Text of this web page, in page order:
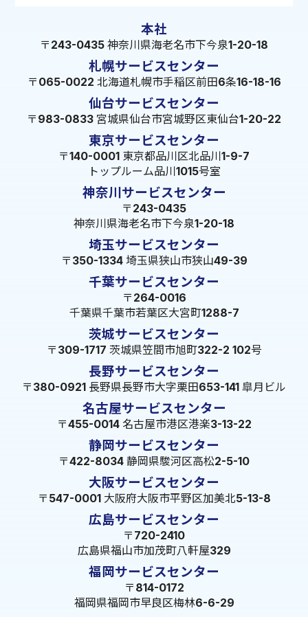
本社
〒243-0435 神奈川県海老名市下今泉1-20-18
札幌サービスセンター
〒065-0022 北海道札幌市手稲区前田6条16-18-16
仙台サービスセンター
〒983-0833 宮城県仙台市宮城野区東仙台1-20-22
東京サービスセンター
〒140-0001 東京都品川区北品川1-9-7
トップルーム品川1015号室
神奈川サービスセンター
〒243-0435
神奈川県海老名市下今泉1-20-18
埼玉サービスセンター
〒350-1334 埼玉県狭山市狭山49-39
千葉サービスセンター
〒264-0016
千葉県千葉市若葉区大宮町1288-7
茨城サービスセンター
〒309-1717 茨城県笠間市旭町322-2 102号
長野サービスセンター
〒380-0921 長野県長野市大字栗田653-141 皐月ビル
名古屋サービスセンター
〒455-0014 名古屋市港区港楽3-13-22
静岡サービスセンター
〒422-8034 静岡県駿河区高松2-5-10
大阪サービスセンター
〒547-0001 大阪府大阪市平野区加美北5-13-8
広島サービスセンター
〒720-2410
広島県福山市加茂町八軒屋329
福岡サービスセンター
〒814-0172
福岡県福岡市早良区梅林6-6-29